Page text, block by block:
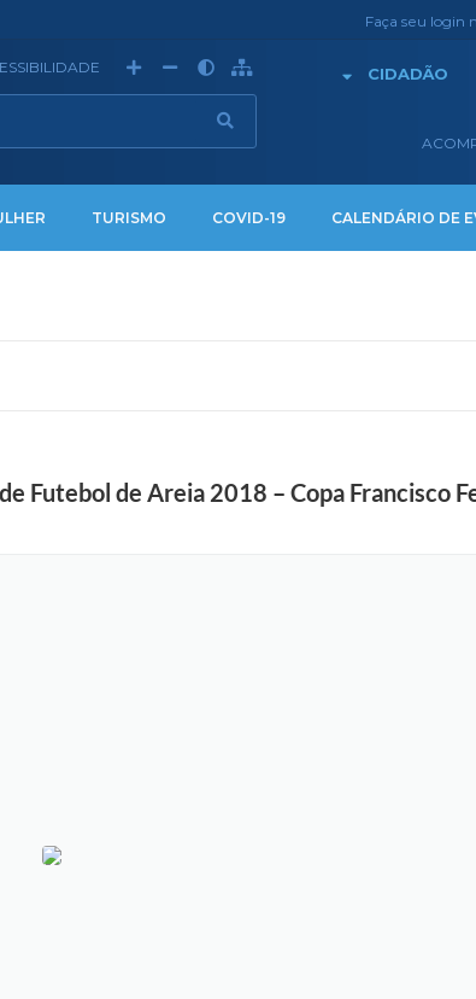
Faça seu login
CIDADÃO
TURISMO COVID-19 CALENDÁRIO DE
Futebol de Areia 2018 – Copa Francisco